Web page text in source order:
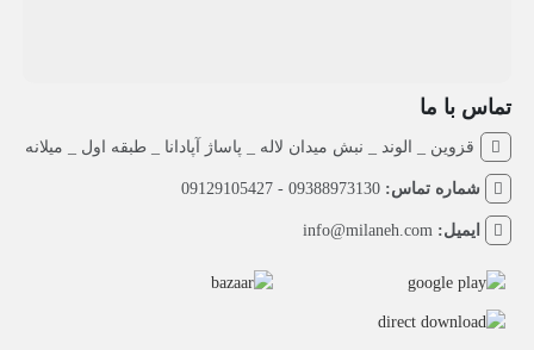
تماس با ما
قزوین _ الوند _ نبش میدان لاله _ پاساژ آپادانا _ طبقه اول _ میلانه
شماره تماس:09388973130 - 09129105427
ایمیل:info@milaneh.com